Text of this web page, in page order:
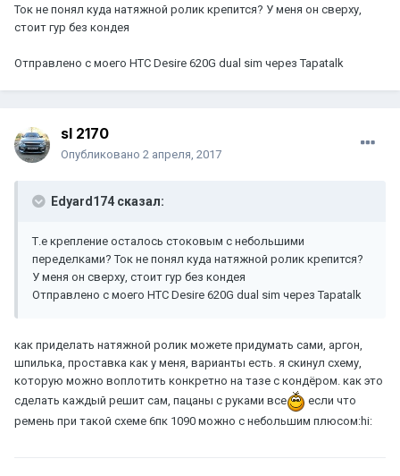
Ток не понял куда натяжной ролик крепится? У меня он сверху,
стоит гур без кондея
Отправлено с моего HTC Desire 620G dual sim через Tapatalk
sl 2170
Опубликовано 2 апреля, 2017
Edyard174 сказал:
Т.е крепление осталось стоковым с небольшими
переделками? Ток не понял куда натяжной ролик крепится?
У меня он сверху, стоит гур без кондея
Отправлено с моего HTC Desire 620G dual sim через Tapatalk
как приделать натяжной ролик можете придумать сами, аргон,
шпилька, проставка как у меня, варианты есть. я скинул схему,
которую можно воплотить конкретно на тазе с кондёром. как это
сделать каждый решит сам, пацаны с руками все
если что
ремень при такой схеме 6пк 1090 можно с небольшим плюсом:hi: